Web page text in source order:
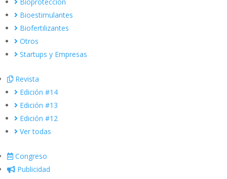
Bioestimulantes
Biofertilizantes
Otros
Startups y Empresas
Revista
Edición #14
Edición #13
Edición #12
Ver todas
Congreso
Publicidad